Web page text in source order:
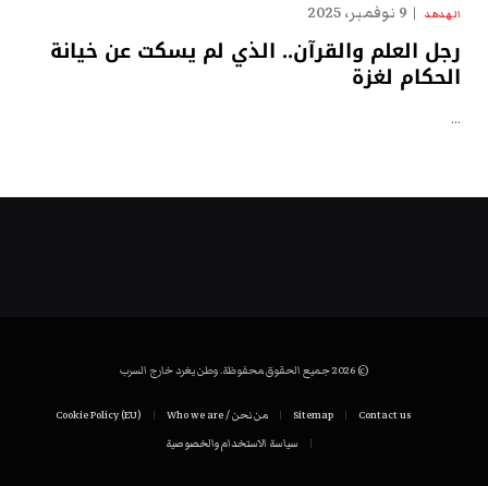
الهدهد 9 نوفمبر، 2025
رجل العلم والقرآن.. الذي لم يسكت عن خيانة
الحكام لغزة
…
© 2026 جميع الحقوق محفوظة. وطن يغرد خارج السرب
Contact us
Sitemap من نحن / Who we are
Cookie Policy (EU)
سياسة الاستخدام والخصوصية